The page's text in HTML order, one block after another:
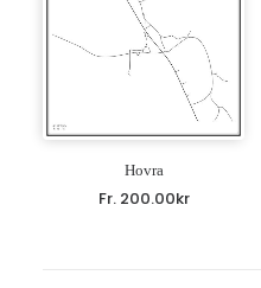
Hovra
Fr. 200.00kr